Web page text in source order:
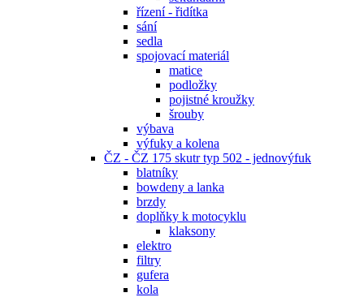
řízení - řidítka
sání
sedla
spojovací materiál
matice
podložky
pojistné kroužky
šrouby
výbava
výfuky a kolena
ČZ - ČZ 175 skutr typ 502 - jednovýfuk
blatníky
bowdeny a lanka
brzdy
doplňky k motocyklu
klaksony
elektro
filtry
gufera
kola